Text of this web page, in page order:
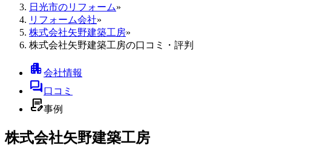
日光市のリフォーム»
リフォーム会社»
株式会社矢野建築工房»
株式会社矢野建築工房の口コミ・評判
apartment会社情報
forum口コミ
contract_edit事例
株式会社矢野建築工房